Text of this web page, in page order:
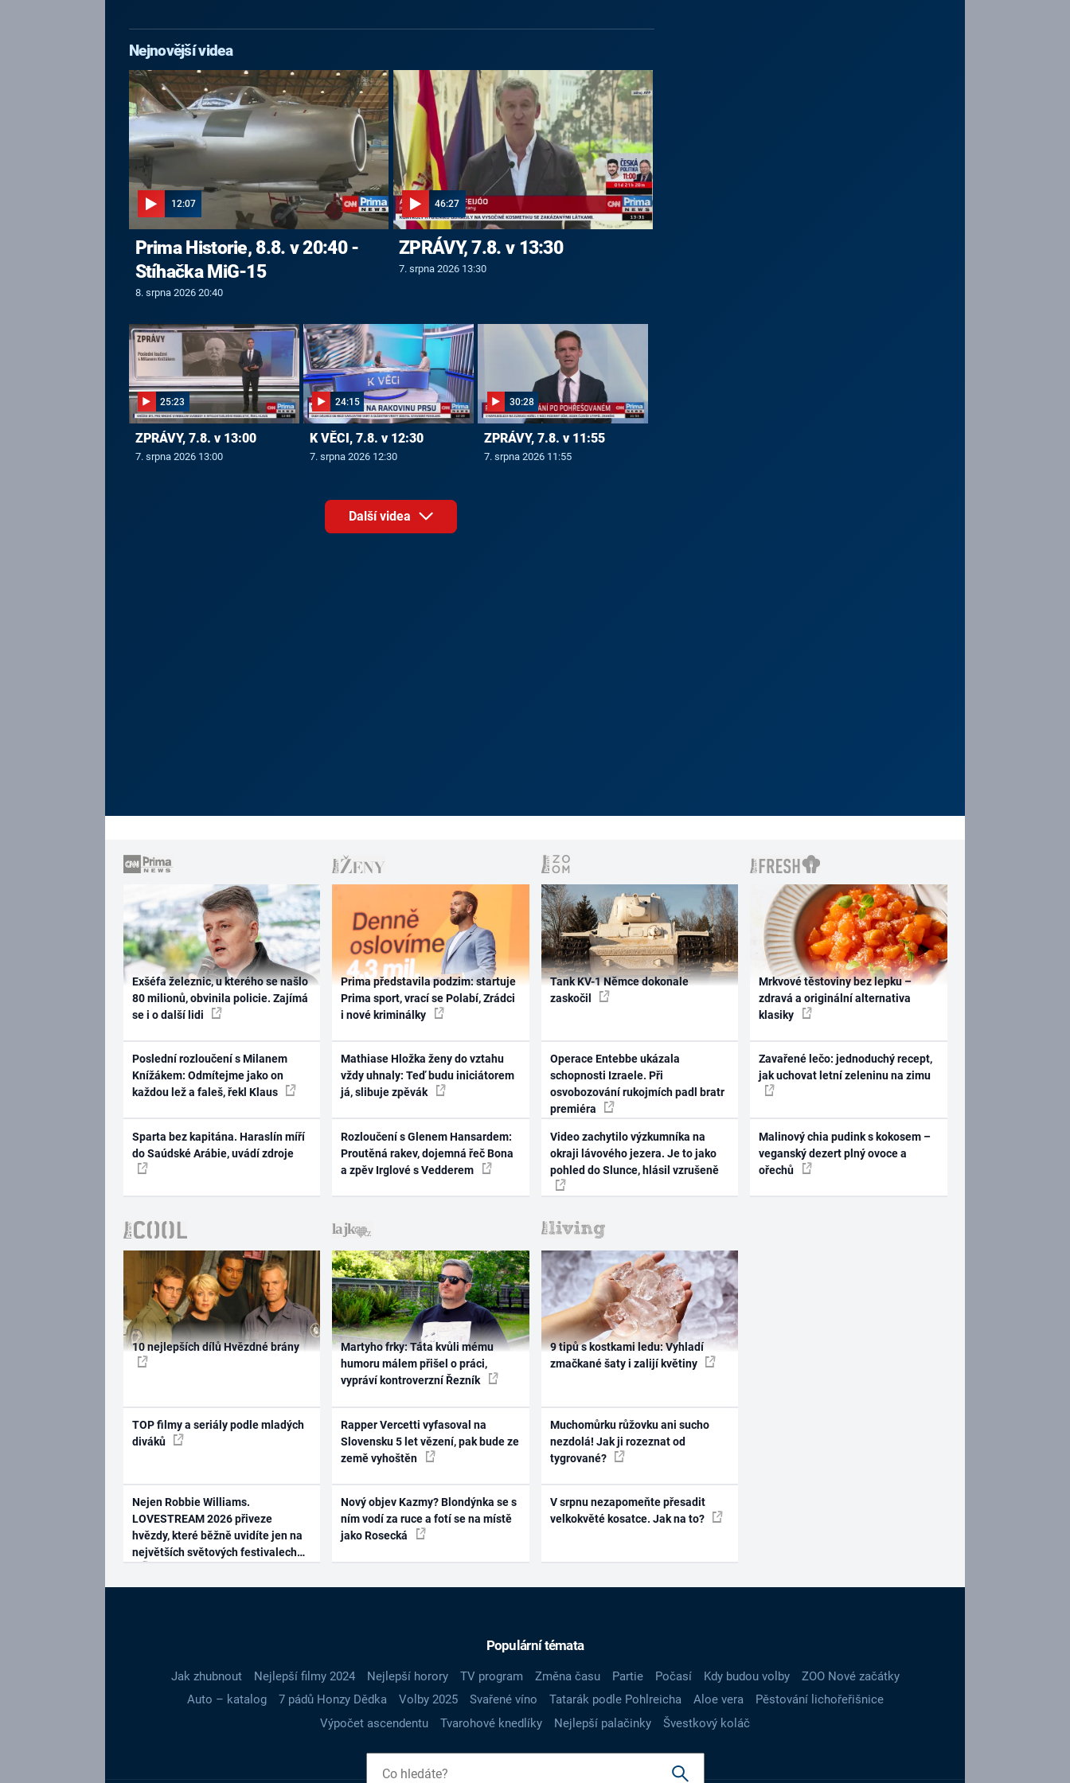
Nejnovější videa
12:07
Prima Historie, 8.8. v 20:40 -
Stíhačka MiG-15
8. srpna 2026 20:40
46:27
ZPRÁVY, 7.8. v 13:30
7. srpna 2026 13:30
25:23
ZPRÁVY, 7.8. v 13:00
7. srpna 2026 13:00
24:15
K VĚCI, 7.8. v 12:30
7. srpna 2026 12:30
30:28
ZPRÁVY, 7.8. v 11:55
7. srpna 2026 11:55
Další videa
Exšéfa železnic, u kterého se našlo
80 milionů, obvinila policie. Zajímá
se i o další lidi
Poslední rozloučení s Milanem
Knížákem: Odmítejme jako on
každou lež a faleš, řekl Klaus
Sparta bez kapitána. Haraslín míří
do Saúdské Arábie, uvádí zdroje
Prima představila podzim: startuje
Prima sport, vrací se Polabí, Zrádci
i nové kriminálky
Mathiase Hložka ženy do vztahu
vždy uhnaly: Teď budu iniciátorem
já, slibuje zpěvák
Rozloučení s Glenem Hansardem:
Proutěná rakev, dojemná řeč Bona
a zpěv Irglové s Vedderem
Tank KV-1 Němce dokonale
zaskočil
Operace Entebbe ukázala
schopnosti Izraele. Při
osvobozování rukojmích padl bratr
premiéra
Video zachytilo výzkumníka na
okraji lávového jezera. Je to jako
pohled do Slunce, hlásil vzrušeně
Mrkvové těstoviny bez lepku –
zdravá a originální alternativa
klasiky
Zavařené lečo: jednoduchý recept,
jak uchovat letní zeleninu na zimu
Malinový chia pudink s kokosem –
veganský dezert plný ovoce a
ořechů
10 nejlepších dílů Hvězdné brány
TOP filmy a seriály podle mladých
diváků
Nejen Robbie Williams.
LOVESTREAM 2026 přiveze
hvězdy, které běžně uvidíte jen na
největších světových festivalech
Martyho frky: Táta kvůli mému
humoru málem přišel o práci,
vypráví kontroverzní Řezník
Rapper Vercetti vyfasoval na
Slovensku 5 let vězení, pak bude ze
země vyhoštěn
Nový objev Kazmy? Blondýnka se s
ním vodí za ruce a fotí se na místě
jako Rosecká
9 tipů s kostkami ledu: Vyhladí
zmačkané šaty i zalijí květiny
Muchomůrku růžovku ani sucho
nezdolá! Jak ji rozeznat od
tygrované?
V srpnu nezapomeňte přesadit
velkokvěté kosatce. Jak na to?
Populární témata
Jak zhubnout Nejlepší filmy 2024 Nejlepší horory TV program Změna času Partie Počasí Kdy budou volby
ZOO Nové začátky
Auto – katalog
7 pádů Honzy Dědka Volby 2025 Svařené víno Tatarák podle Pohlreicha Aloe vera
Pěstování lichořeřišnice
Výpočet ascendentu
Tvarohové knedlíky Nejlepší palačinky Švestkový koláč